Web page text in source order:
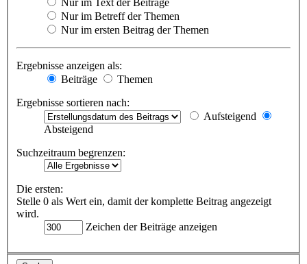
Nur im Text der Beiträge
Nur im Betreff der Themen
Nur im ersten Beitrag der Themen
Ergebnisse anzeigen als:
Beiträge
Themen
Ergebnisse sortieren nach:
Aufsteigend
Absteigend
Suchzeitraum begrenzen:
Die ersten:
Stelle 0 als Wert ein, damit der komplette Beitrag angezeigt
wird.
Zeichen der Beiträge anzeigen